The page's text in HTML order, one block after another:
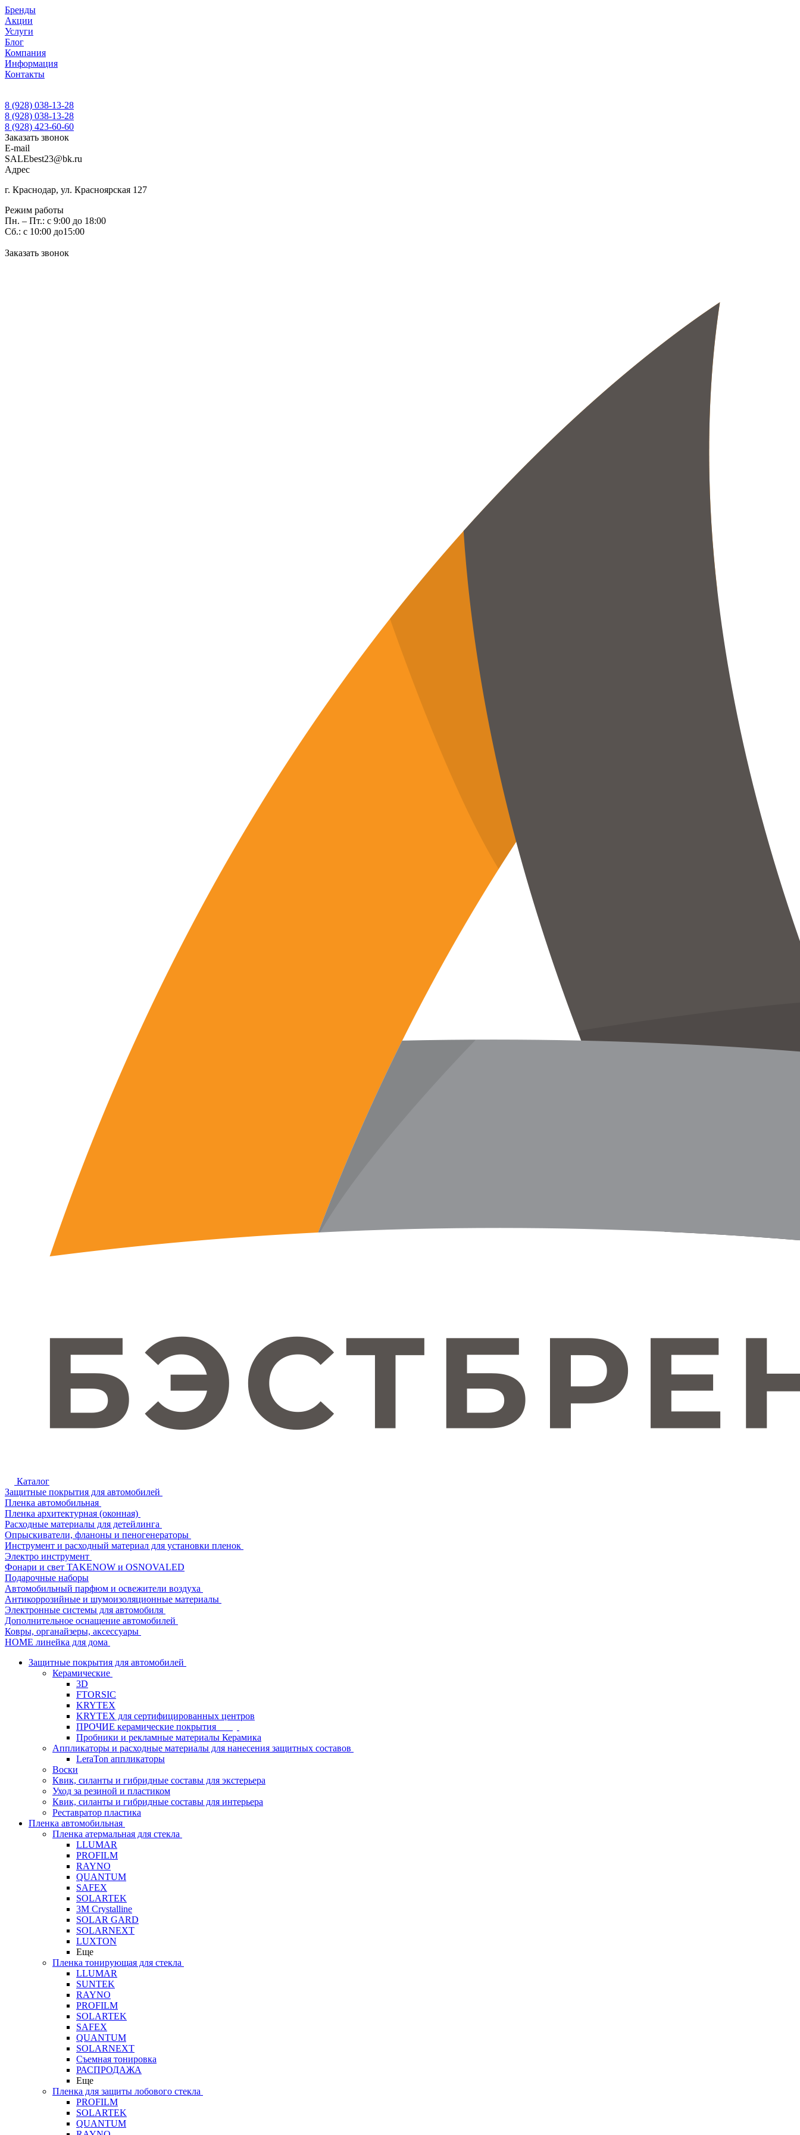
Бренды
Акции
Услуги
Блог
Компания
Информация
Контакты
8 (928) 038-13-28
8 (928) 038-13-28
8 (928) 423-60-60
Заказать звонок
E-mail
SALEbest23@bk.ru
Адрес
г. Краснодар, ул. Красноярская 127
Режим работы
Пн. – Пт.: с 9:00 до 18:00
Сб.: с 10:00 до15:00
Заказать звонок
Каталог
Защитные покрытия для автомобилей
Пленка автомобильная
Пленка архитектурная (оконная)
Расходные материалы для детейлинга
Опрыскиватели, фланоны и пеногенераторы
Инструмент и расходный материал для установки пленок
Электро инструмент
Фонари и свет TAKENOW и OSNOVALED
Подарочные наборы
Автомобильный парфюм и освежители воздуха
Антикоррозийные и шумоизоляционные материалы
Электронные системы для автомобиля
Дополнительное оснащение автомобилей
Ковры, органайзеры, аксессуары
HOME линейка для дома
Защитные покрытия для автомобилей
Керамические
3D
FTORSIC
KRYTEX
KRYTEX для сертифицированных центров
ПРОЧИЕ керамические покрытия
Пробники и рекламные материалы Керамика
Аппликаторы и расходные материалы для нанесения защитных составов
LeraTon аппликаторы
Воски
Квик, силанты и гибридные составы для экстерьера
Уход за резиной и пластиком
Квик, силанты и гибридные составы для интерьера
Реставратор пластика
Пленка автомобильная
Пленка атермальная для стекла
LLUMAR
PROFILM
RAYNO
QUANTUM
SAFEX
SOLARTEK
3M Crystalline
SOLAR GARD
SOLARNEXT
LUXTON
Еще
Пленка тонирующая для стекла
LLUMAR
SUNTEK
RAYNO
PROFILM
SOLARTEK
SAFEX
QUANTUM
SOLARNEXT
Съемная тонировка
РАСПРОДАЖА
Еще
Пленка для защиты лобового стекла
PROFILM
SOLARTEK
QUANTUM